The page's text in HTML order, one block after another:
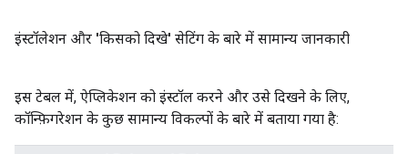
इंस्टॉलेशन और 'किसको दिखे' सेटिंग के बारे में सामान्य जानकारी
इस टेबल में, ऐप्लिकेशन को इंस्टॉल करने और उसे दिखने के लिए,
कॉन्फ़िगरेशन के कुछ सामान्य विकल्पों के बारे में बताया गया है: